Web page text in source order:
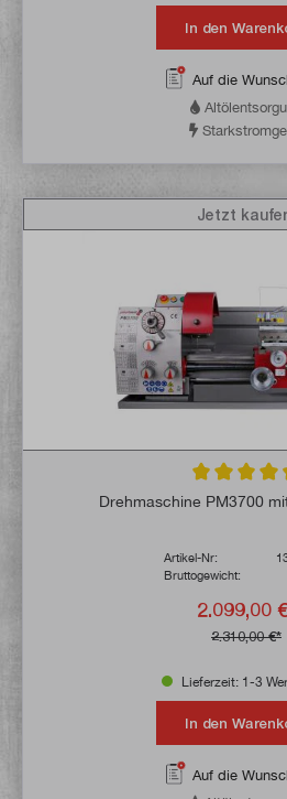
In den
Auf die
Drehmaschine PM3700
Artikel-Nr:
Bruttogewicht:
2.099,00
2.310,00 €*
Jetzt
Lieferzeit: 1-3
In den
Auf die